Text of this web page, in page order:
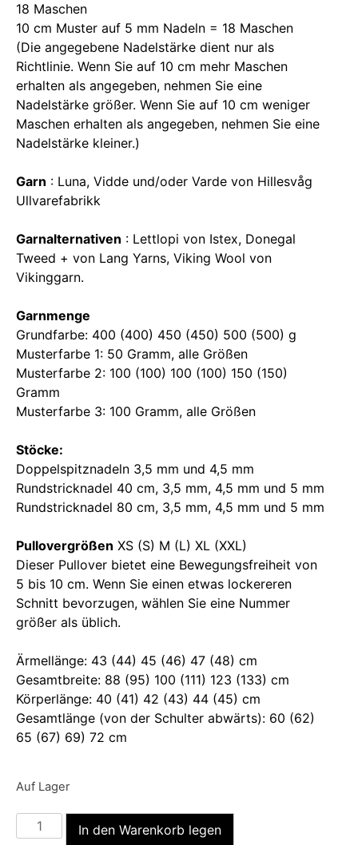
18 Maschen
10 cm Muster auf 5 mm Nadeln = 18 Maschen
(Die angegebene Nadelstärke dient nur als
Richtlinie. Wenn Sie auf 10 cm mehr Maschen
erhalten als angegeben, nehmen Sie eine
Nadelstärke größer. Wenn Sie auf 10 cm weniger
Maschen erhalten als angegeben, nehmen Sie eine
Nadelstärke kleiner.)
Garn : Luna, Vidde und/oder Varde von Hillesvåg
Ullvarefabrikk
Garnalternativen : Lettlopi von Istex, Donegal
Tweed + von Lang Yarns, Viking Wool von
Vikinggarn.
Garnmenge
Grundfarbe: 400 (400) 450 (450) 500 (500) g
Musterfarbe 1: 50 Gramm, alle Größen
Musterfarbe 2: 100 (100) 100 (100) 150 (150)
Gramm
Musterfarbe 3: 100 Gramm, alle Größen
Stöcke:
Doppelspitznadeln 3,5 mm und 4,5 mm
Rundstricknadel 40 cm, 3,5 mm, 4,5 mm und 5 mm
Rundstricknadel 80 cm, 3,5 mm, 4,5 mm und 5 mm
Pullovergrößen XS (S) M (L) XL (XXL)
Dieser Pullover bietet eine Bewegungsfreiheit von
5 bis 10 cm. Wenn Sie einen etwas lockereren
Schnitt bevorzugen, wählen Sie eine Nummer
größer als üblich.
Ärmellänge: 43 (44) 45 (46) 47 (48) cm
Gesamtbreite: 88 (95) 100 (111) 123 (133) cm
Körperlänge: 40 (41) 42 (43) 44 (45) cm
Gesamtlänge (von der Schulter abwärts): 60 (62)
65 (67) 69) 72 cm
Auf Lager
In den Warenkorb legen